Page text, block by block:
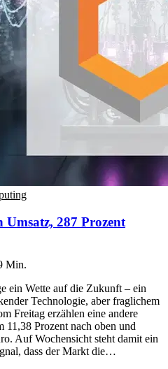
287 Prozent
Min.
ein Wette auf die Zukunft – ein
Technologie, aber fraglichem
Freitag erzählen eine andere
11,38 Prozent nach oben und
Auf Wochensicht steht damit ein
dass der Markt die…